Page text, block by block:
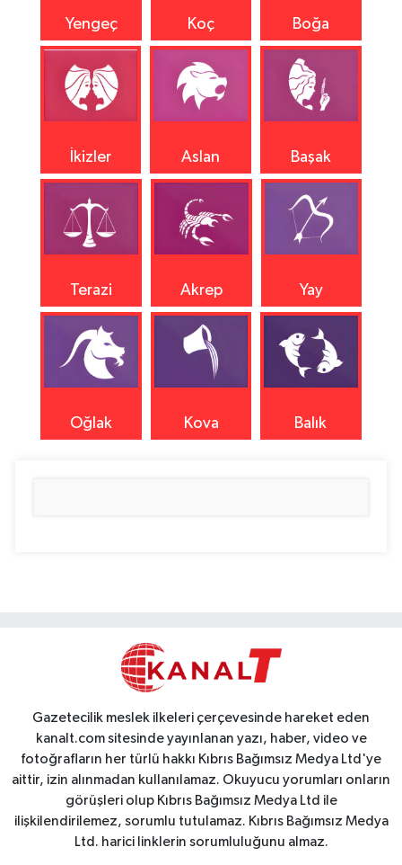
Yengeç Koç Boğa
İkizler Aslan Başak
Terazi Akrep Yay
Oğlak Kova Balık
Gazetecilik meslek ilkeleri çerçevesinde hareket eden
kanalt.com sitesinde yayınlanan yazı, haber, video ve
fotoğrafların her türlü hakkı Kıbrıs Bağımsız Medya Ltd'ye
aittir, izin alınmadan kullanılamaz. Okuyucu yorumları onların
görüşleri olup Kıbrıs Bağımsız Medya Ltd ile
ilişkilendirilemez, sorumlu tutulamaz. Kıbrıs Bağımsız Medya
Ltd. harici linklerin sorumluluğunu almaz.